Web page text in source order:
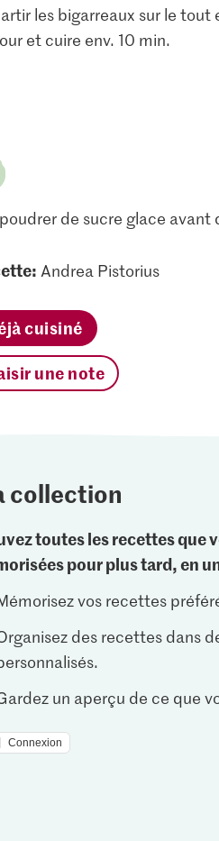
les bigarreaux sur le
et cuire env. 10 min.
de sucre glace avant
Andrea Pistorius
cuisiné
une note
collection
toutes les recettes que
pour plus tard, en
vos recettes
des recettes dans
un aperçu de ce que
Connexion